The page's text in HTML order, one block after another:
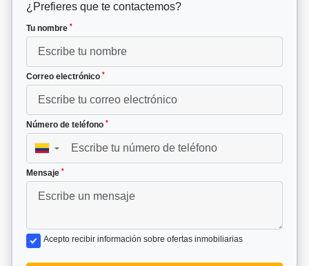
¿Prefieres que te contactemos?
Tu nombre *
Correo electrónico *
Número de teléfono *
▼
Mensaje *
Acepto recibir información sobre ofertas inmobiliarias